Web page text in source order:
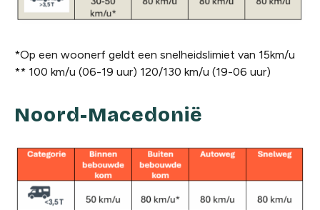
*Op een woonerf geldt een snelheidslimiet van 15km/u
** 100 km/u (06-19 uur) 120/130 km/u (19-06 uur)
Noord-Macedonië